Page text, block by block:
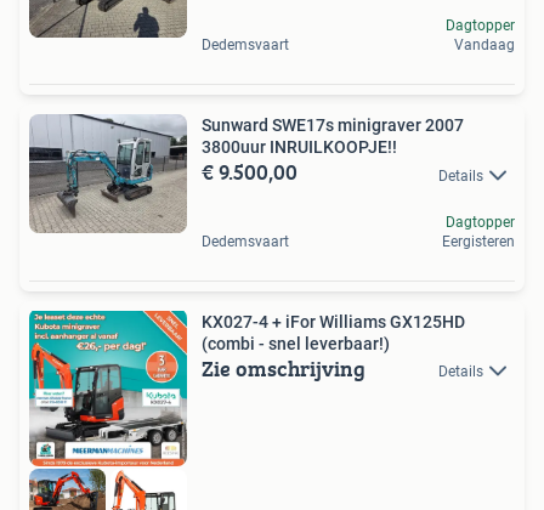
Dedemsvaart
Dagtopper
Vandaag
Sunward SWE17s minigraver 2007
3800uur INRUILKOOPJE!!
€ 9.500,00 Details
Dedemsvaart
Dagtopper
Eergisteren
KX027-4 + iFor Williams GX125HD
(combi - snel leverbaar!)
Zie omschrijving Details